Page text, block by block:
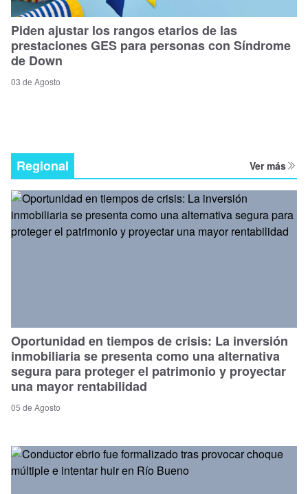
Piden ajustar los rangos etarios de las
prestaciones GES para personas con Síndrome
de Down
03 de Agosto
Regional Ver más
Oportunidad en tiempos de crisis: La inversión
inmobiliaria se presenta como una alternativa
segura para proteger el patrimonio y proyectar
una mayor rentabilidad
05 de Agosto